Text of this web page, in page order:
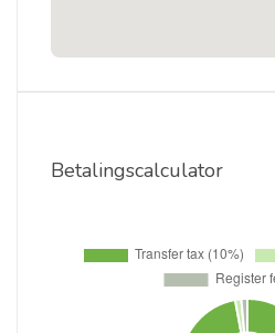
Betalingscalculator